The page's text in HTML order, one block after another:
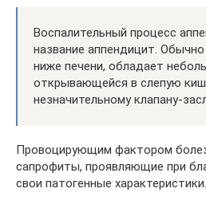
Воспалительный процесс
название аппендицит. Обычно
ниже печени, обладает
открывающейся в слепую
незначительному клапану-
Провоцирующим фактором
сапрофиты, проявляющие при
свои патогенные характеристики.